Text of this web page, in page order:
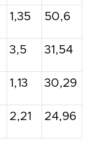
1,35 50,6
3,5 31,54
1,13 30,29
2,21 24,96